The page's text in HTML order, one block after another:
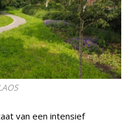
van een intensief